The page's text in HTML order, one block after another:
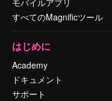
すべてのMagnificツール
はじめに
Academy
ドキュメント
サポート